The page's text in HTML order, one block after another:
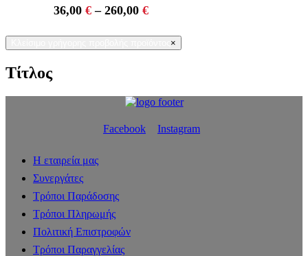
36,00 €– 260,00 €
×
Τίτλος
Facebook Instagram
Η εταιρεία μας
Συνεργάτες
Τρόποι Παράδοσης
Τρόποι Πληρωμής
Πολιτική Επιστροφών
Τρόποι Παραγγελίας